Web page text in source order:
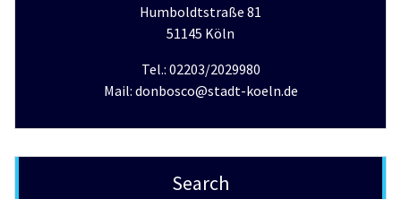
Humboldtstraße 81
51145 Köln
Tel.: 02203/2029980
Mail: donbosco@stadt-koeln.de
Search